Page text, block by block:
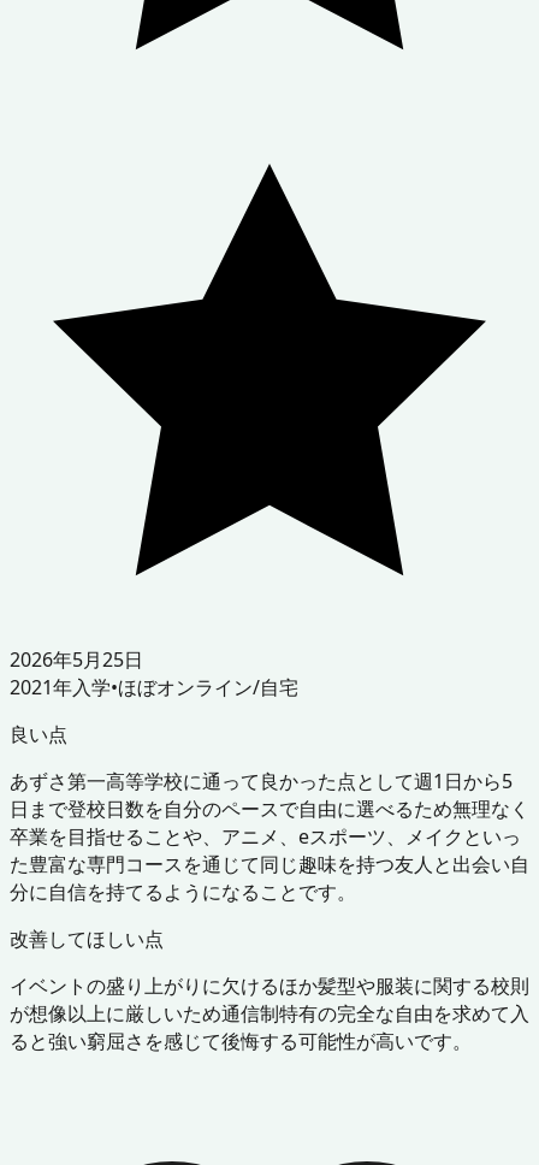
2026年5月25日
2021年入学•ほぼオンライン/自宅
良い点
あずさ第一高等学校に通って良かった点として週1日から5
日まで登校日数を自分のペースで自由に選べるため無理なく
卒業を目指せることや、アニメ、eスポーツ、メイクといっ
た豊富な専門コースを通じて同じ趣味を持つ友人と出会い自
分に自信を持てるようになることです。
改善してほしい点
イベントの盛り上がりに欠けるほか髪型や服装に関する校則
が想像以上に厳しいため通信制特有の完全な自由を求めて入
ると強い窮屈さを感じて後悔する可能性が高いです。